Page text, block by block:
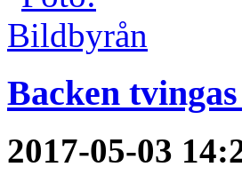
Backen
2017-05-03